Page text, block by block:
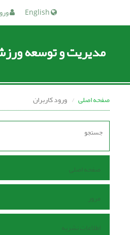
مدیریت و توسعه
صفحه اصلی ورود کاربران
صفحه اصلی
مرور
اطلاعات نشریه